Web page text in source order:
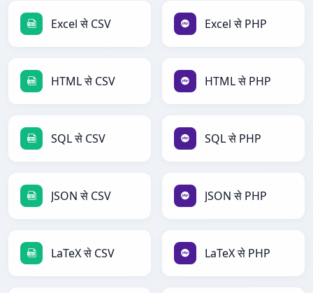
Excel से CSV Excel से PHP
HTML से CSV HTML से PHP
SQL से CSV SQL से PHP
JSON से CSV JSON से PHP
LaTeX से CSV LaTeX से PHP